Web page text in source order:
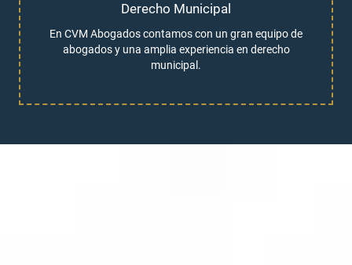
Derecho Municipal
En CVM Abogados contamos con un gran equipo de
abogados y una amplia experiencia en derecho
municipal.